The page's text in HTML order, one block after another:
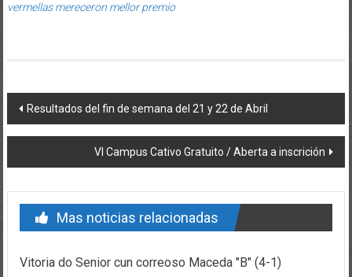
vermellas mereceron mellor premio
Post navigation
Resultados del fin de semana del 21 y 22 de Abril
VI Campus Cativo Gratuito / Aberta a inscrición
Mas noticias relacionadas
Vitoria do Senior cun correoso Maceda "B" (4-1)